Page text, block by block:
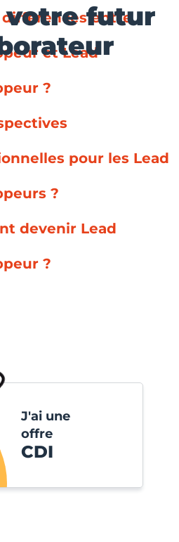
différences entre
et Lead
?
pour les Lead
?
devenir Lead
?
votre futur
J'ai une
offre
CDI